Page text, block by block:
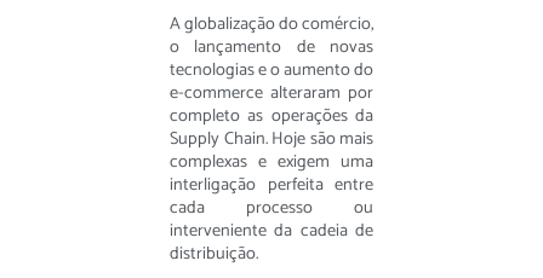
A globalização do comércio,
o lançamento de novas
tecnologias e o aumento do
e-commerce alteraram por
completo as operações da
Supply Chain. Hoje são mais
complexas e exigem uma
interligação perfeita entre
cada processo ou
interveniente da cadeia de
distribuição.